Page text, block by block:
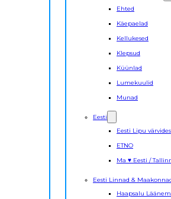
Ehted
Käepaelad
Kellukesed
Klepsud
Küünlad
Lumekuulid
Munad
Eesti
Eesti Lipu värvides
ETNO
Ma ♥ Eesti /
Eesti Linnad &
Haapsalu